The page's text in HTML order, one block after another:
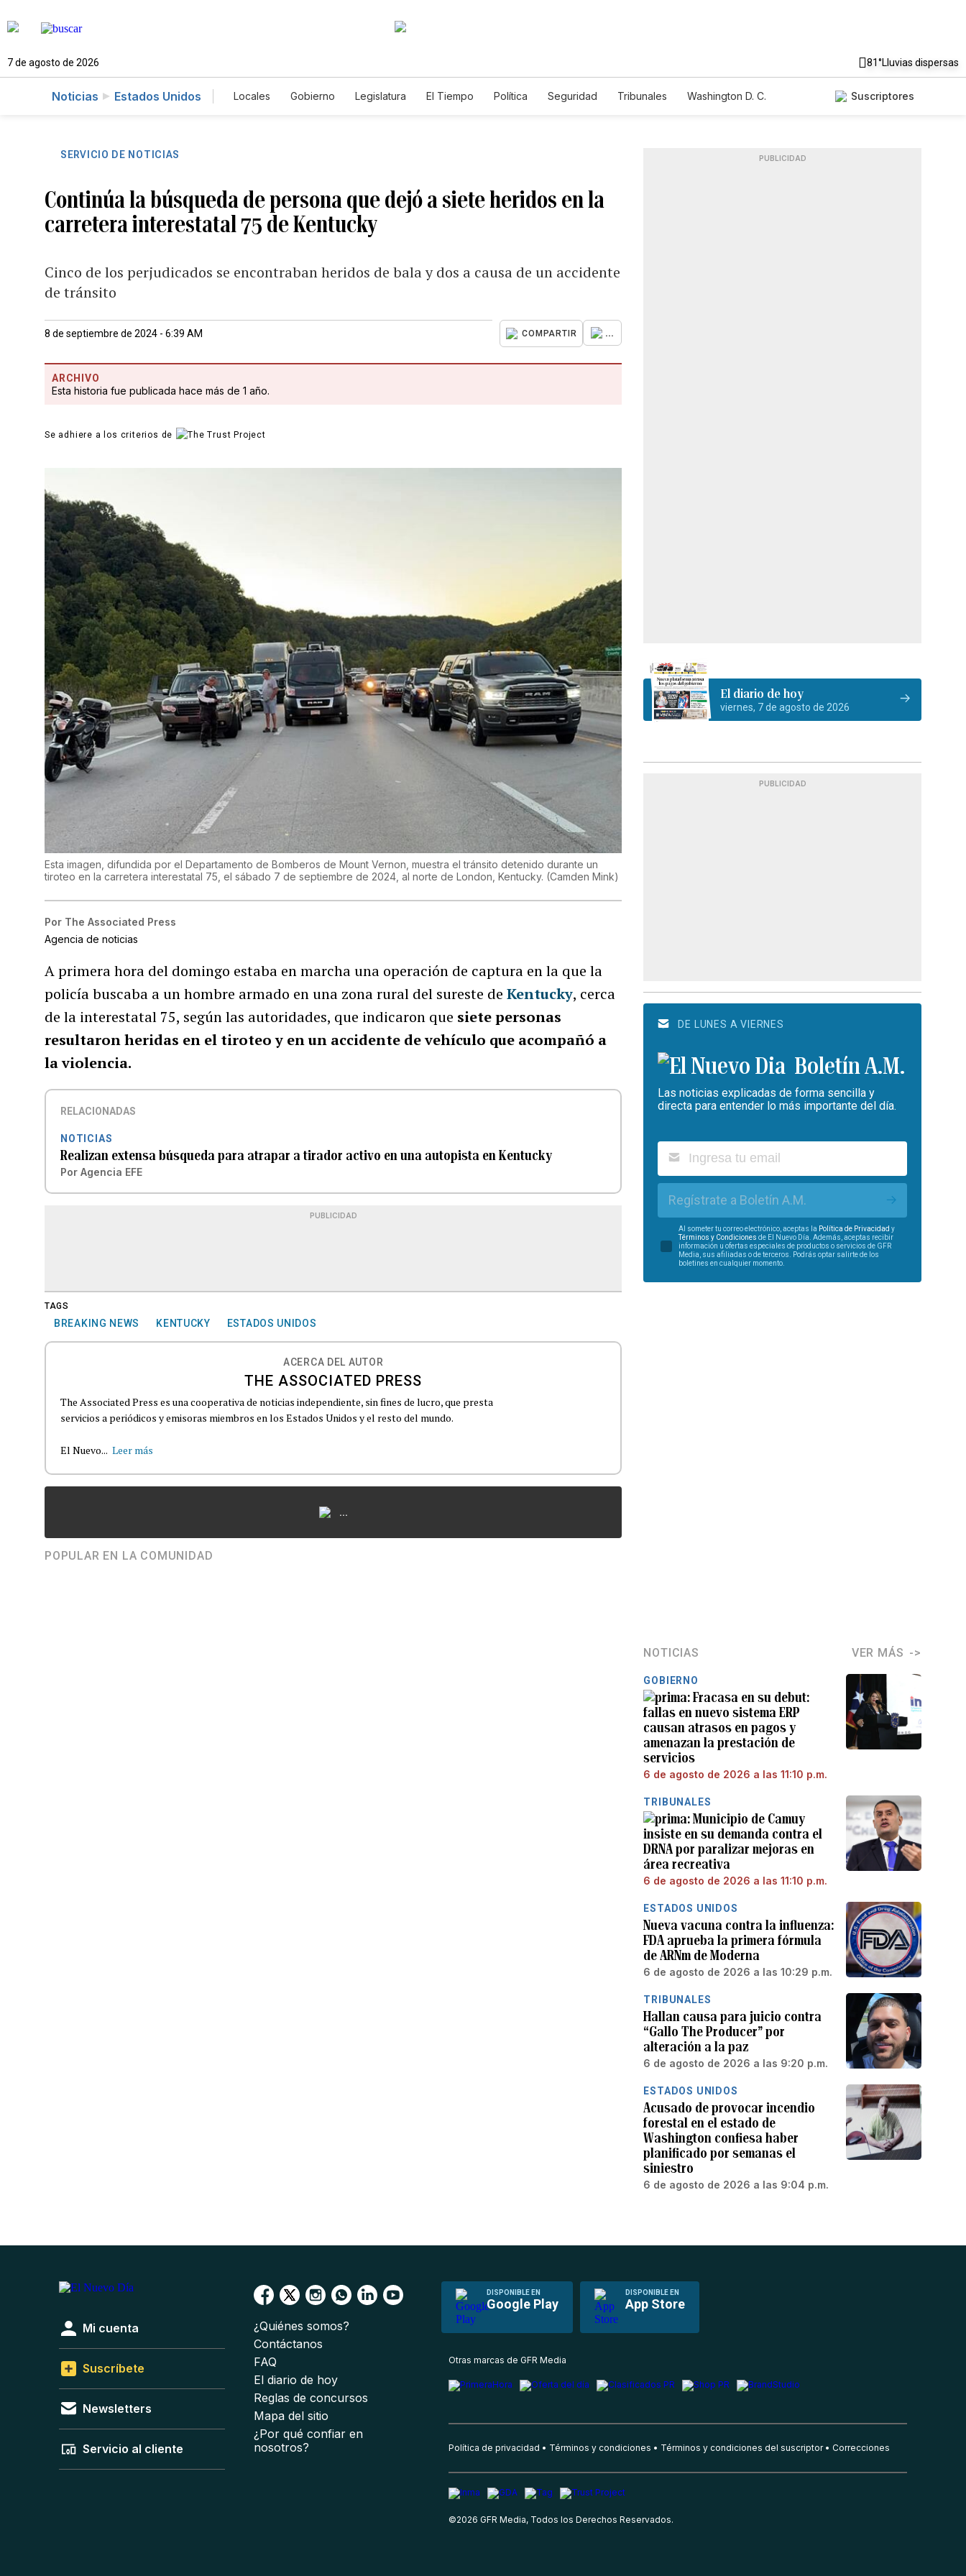
7 de agosto de 2026 81°Lluvias dispersas
Noticias Estados Unidos Locales Gobierno Legislatura El Tiempo Política Seguridad Tribunales
Washington D. C.
Suscriptores
SERVICIO DE NOTICIAS
Continúa la búsqueda de persona que dejó a siete heridos en la
carretera interestatal 75 de Kentucky
Cinco de los perjudicados se encontraban heridos de bala y dos a causa de un accidente
de tránsito
8 de septiembre de 2024 - 6:39 AM COMPARTIR ...
ARCHIVO
Esta historia fue publicada hace más de 1 año.
Se adhiere a los criterios de
Esta imagen, difundida por el Departamento de Bomberos de Mount Vernon, muestra el tránsito detenido durante un
tiroteo en la carretera interestatal 75, el sábado 7 de septiembre de 2024, al norte de London, Kentucky. (Camden Mink)
Por The Associated Press
Agencia de noticias
A primera hora del domingo estaba en marcha una operación de captura en la que la
policía buscaba a un hombre armado en una zona rural del sureste deKentucky, cerca
de la interestatal 75, según las autoridades, que indicaron que siete personas
resultaron heridas en el tiroteo y en un accidente de vehículo que acompañó a
la violencia.
RELACIONADAS
NOTICIAS
Realizan extensa búsqueda para atrapar a tirador activo en una autopista en Kentucky
Por Agencia EFE
PUBLICIDAD
TAGS
BREAKING NEWS KENTUCKY ESTADOS UNIDOS
ACERCA DEL AUTOR
THE ASSOCIATED PRESS
The Associated Press es una cooperativa de noticias independiente, sin fines de lucro, que presta
servicios a periódicos y emisoras miembros en los Estados Unidos y el resto del mundo.
El Nuevo... Leer más
...
POPULAR EN LA COMUNIDAD
PUBLICIDAD
El diario de hoy
viernes, 7 de agosto de 2026
PUBLICIDAD
DE LUNES A VIERNES
Boletín A.M.
Las noticias explicadas de forma sencilla y
directa para entender lo más importante del día.
Regístrate a Boletín A.M.
Al someter tu correo electrónico, aceptas la Política de Privacidad y
Términos y Condiciones de El Nuevo Día. Además, aceptas recibir
información u ofertas especiales de productos o servicios de GFR
Media, sus afiliadas o de terceros. Podrás optar salirte de los
boletines en cualquier momento.
NOTICIAS VER MÁS
GOBIERNO
Fracasa en su debut:
fallas en nuevo sistema ERP
causan atrasos en pagos y
amenazan la prestación de
servicios
6 de agosto de 2026 a las 11:10 p.m.
TRIBUNALES
Municipio de Camuy
insiste en su demanda contra el
DRNA por paralizar mejoras en
área recreativa
6 de agosto de 2026 a las 11:10 p.m.
ESTADOS UNIDOS
Nueva vacuna contra la influenza:
FDA aprueba la primera fórmula
de ARNm de Moderna
6 de agosto de 2026 a las 10:29 p.m.
TRIBUNALES
Hallan causa para juicio contra
“Gallo The Producer” por
alteración a la paz
6 de agosto de 2026 a las 9:20 p.m.
ESTADOS UNIDOS
Acusado de provocar incendio
forestal en el estado de
Washington confiesa haber
planificado por semanas el
siniestro
6 de agosto de 2026 a las 9:04 p.m.
DISPONIBLE EN
Google Play
DISPONIBLE EN
App Store
Mi cuenta
Suscríbete
Newsletters
Servicio al cliente
¿Quiénes somos?
Contáctanos
FAQ
El diario de hoy
Reglas de concursos
Mapa del sitio
¿Por qué confiar en
nosotros?
Otras marcas de GFR Media
Política de privacidad Términos y condiciones Términos y condiciones del suscriptor Correcciones
©2026 GFR Media, Todos los Derechos Reservados.